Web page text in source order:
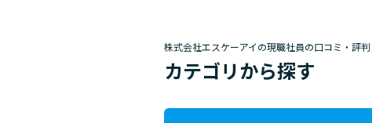
株式会社エスケーアイの現職社員の口コミ・評判
カテゴリから探す